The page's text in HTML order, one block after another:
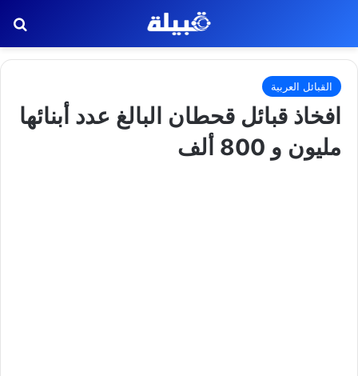
القبائل العربية
افخاذ قبائل قحطان البالغ عدد أبنائها
مليون و 800 ألف